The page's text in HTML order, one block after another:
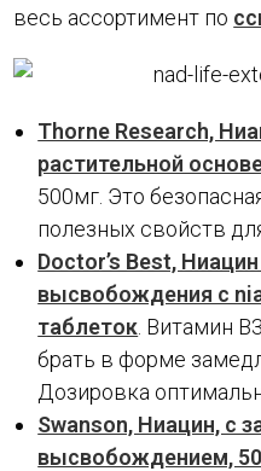
весь ассортимент по
Thorne Research,
растительной
500мг. Это
полезных свойств
Doctor’s Best,
высвобождения с
таблеток . Витамин
брать в форме
Дозировка
Swanson, Ниацин, с
высвобождением,